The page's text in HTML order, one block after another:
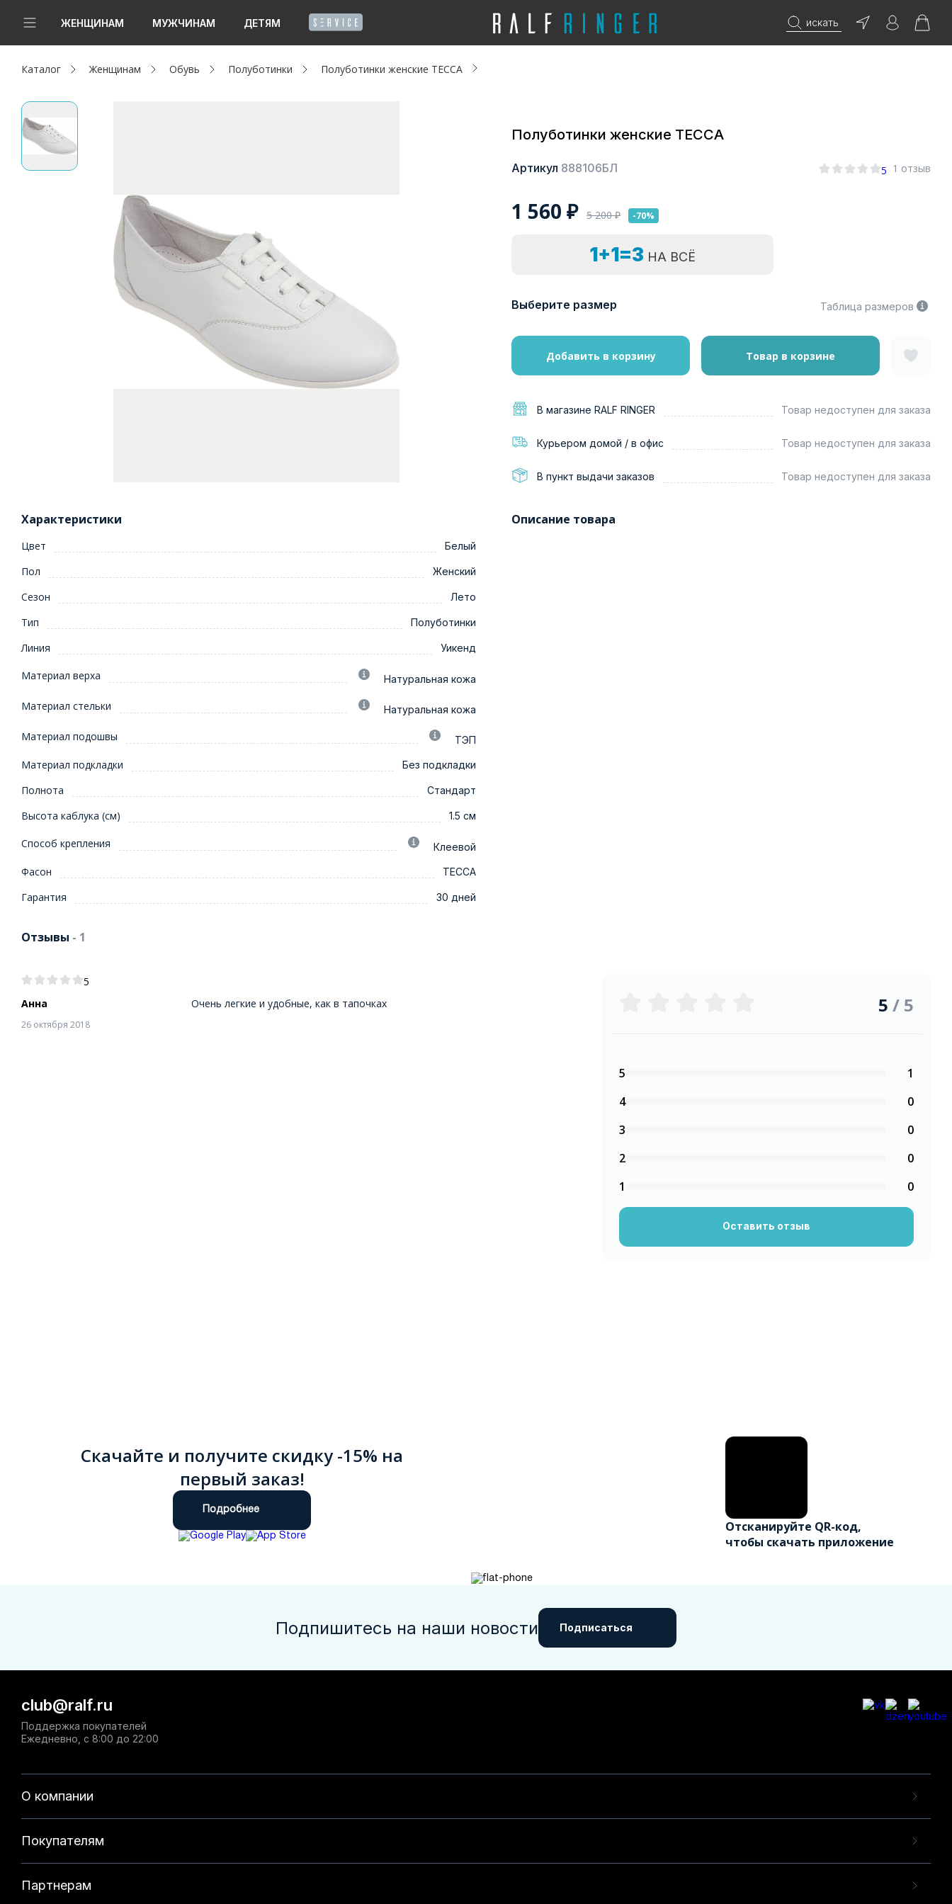
ЖЕНЩИНАМ МУЖЧИНАМ ДЕТЯМ искать
Новинки
Женщинам
Мужчинам
Акции / Новости
Адреса магазинов
Каталог Женщинам Обувь Полуботинки Полуботинки женские ТЕССА
Полуботинки женские ТЕССА
Артикул 888106БЛ 5 1 отзыв
1 560 ₽ 5 200₽ -70%
1+1=3 НА ВСЁ
Выберите размер Таблица размеров
Добавить в корзину Товар в корзине
В магазине RALF RINGER Товар недоступен для заказа
Курьером домой / в офис Товар недоступен для заказа
В пункт выдачи заказов Товар недоступен для заказа
Характеристики
Цвет Белый
Пол Женский
Сезон Лето
Тип Полуботинки
Линия Уикенд
Материал верха Натуральная кожа
Материал стельки Натуральная кожа
Материал подошвы ТЭП
Материал подкладки Без подкладки
Полнота Стандарт
Высота каблука (см) 1.5 см
Способ крепления Клеевой
Фасон ТЕССА
Гарантия 30 дней
Описание товара
Отзывы - 1
5
Анна
26 октября 2018
Очень легкие и удобные, как в тапочках 5 / 5
5
1
4
0
3
0
2
0
1
0
Оставить отзыв
Скачайте и получите скидку -15% на
первый заказ!
Подробнее
Отсканируйте QR-код,
чтобы скачать приложение
Подпишитесь на наши новости Подписаться
О компании
Покупателям
Партнерам
club@ralf.ru
Поддержка покупателей
Ежедневно, с 8:00 до 22:00